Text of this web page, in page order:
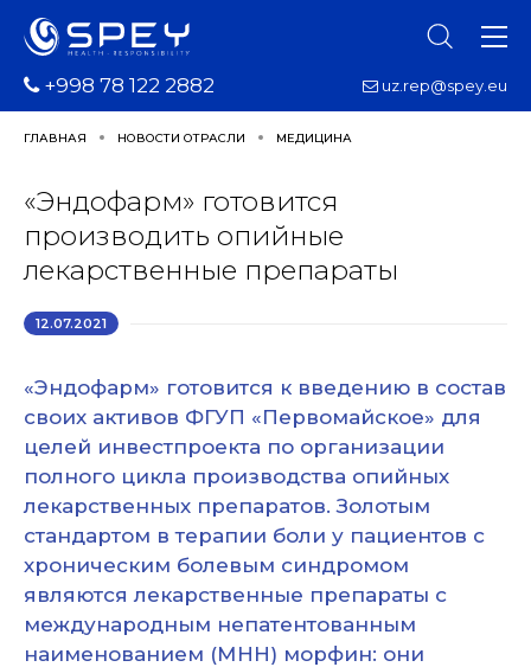
+998 78 122 2882 uz.rep@spey.eu
ГЛАВНАЯ НОВОСТИ ОТРАСЛИ МЕДИЦИНА
«Эндофарм» готовится
производить опийные
лекарственные препараты
12.07.2021
«Эндофарм» готовится к введению в состав
своих активов ФГУП «Первомайское» для
целей инвестпроекта по организации
полного цикла производства опийных
лекарственных препаратов. Золотым
стандартом в терапии боли у пациентов с
хроническим болевым синдромом
являются лекарственные препараты с
международным непатентованным
наименованием (МНН) морфин: они